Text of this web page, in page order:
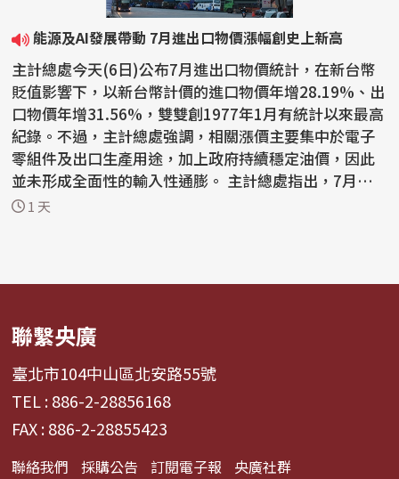
能源及AI發展帶動 7月進出口物價漲幅創史上新高
主計總處今天(6日)公布7月進出口物價統計，在新台幣
貶值影響下，以新台幣計價的進口物價年增28.19%、出
口物價年增31.56%，雙雙創1977年1月有統計以來最高
紀錄。不過，主計總處強調，相關漲價主要集中於電子
零組件及出口生產用途，加上政府持續穩定油價，因此
並未形成全面性的輸入性通膨。 主計總處指出，7月生
產者...
1 天
聯繫央廣
臺北市104中山區北安路55號
TEL : 886-2-28856168
FAX : 886-2-28855423
聯絡我們 採購公告 訂閱電子報 央廣社群